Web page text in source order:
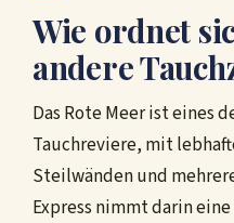
Wie ordnet
andere
Das Rote Meer ist eines
Tauchreviere, mit
Steilwänden und
Express nimmt darin